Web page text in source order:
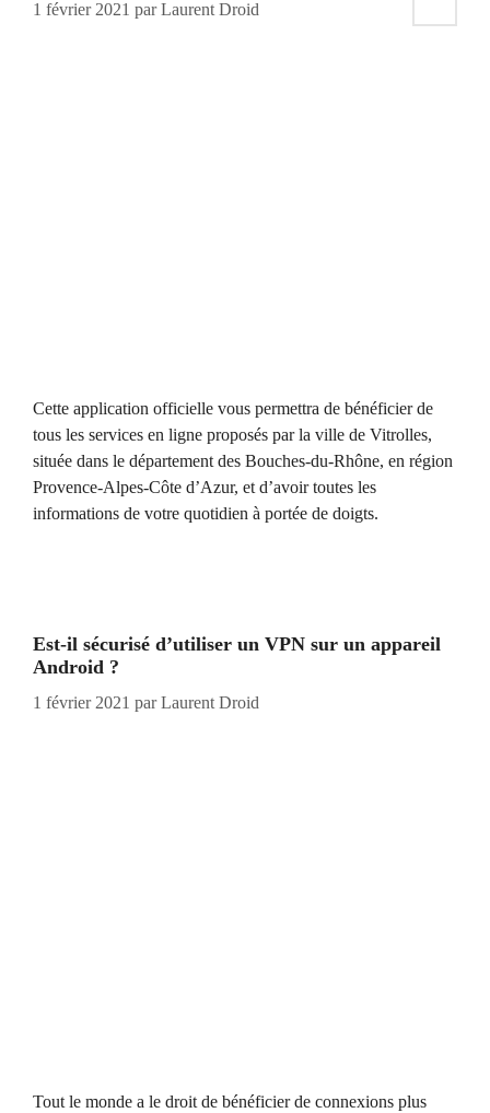
1 février 2021 parLaurent Droid
Cette application officielle vous permettra de bénéficier de
tous les services en ligne proposés par la ville de Vitrolles,
située dans le département des Bouches-du-Rhône, en région
Provence-Alpes-Côte d’Azur, et d’avoir toutes les
informations de votre quotidien à portée de doigts.
Est-il sécurisé d’utiliser un VPN sur un appareil
Android ?
1 février 2021 parLaurent Droid
Tout le monde a le droit de bénéficier de connexions plus